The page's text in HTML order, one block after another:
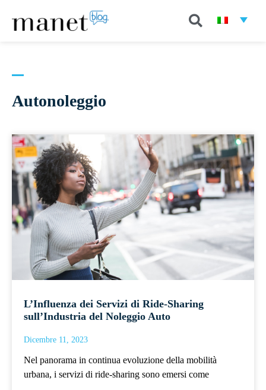
Autonoleggio
L’Influenza dei Servizi di Ride-Sharing
sull’Industria del Noleggio Auto
Dicembre 11, 2023
Nel panorama in continua evoluzione della mobilità
urbana, i servizi di ride-sharing sono emersi come